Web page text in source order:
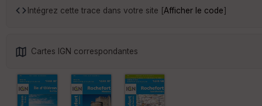
Intégrez cette trace dans votre site [Afficher le code]
Cartes IGN correspondantes